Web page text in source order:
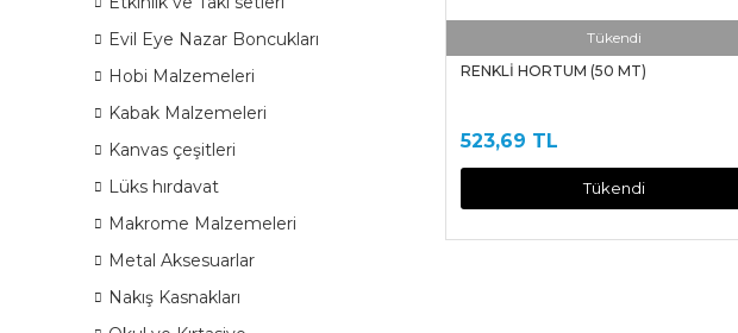
Evil Eye Nazar Boncukları
Hobi Malzemeleri
Kabak Malzemeleri
Kanvas çeşitleri
Lüks hırdavat
Makrome Malzemeleri
Metal Aksesuarlar
Nakış Kasnakları
Tükendi
RENKLİ HORTUM (50 MT)
523,69 TL
Tükendi